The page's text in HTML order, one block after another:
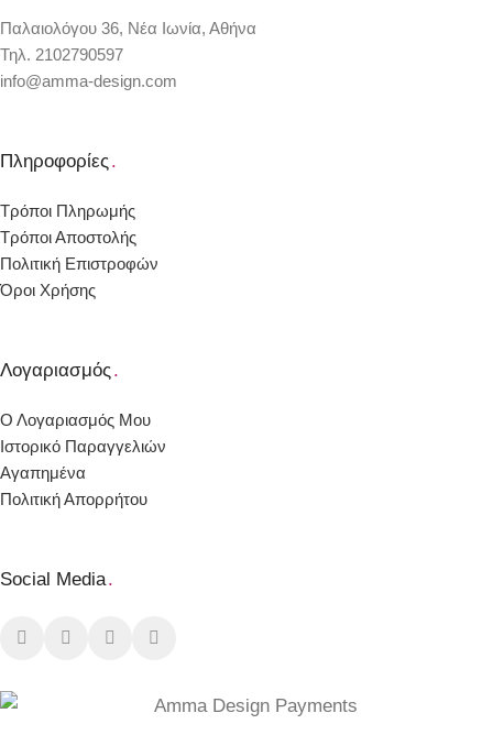
Παλαιολόγου 36, Νέα Ιωνία, Αθήνα
Τηλ. 2102790597
info@amma-design.com
Πληροφορίες.
Τρόποι Πληρωμής
Τρόποι Αποστολής
Πολιτική Επιστροφών
Όροι Χρήσης
Λογαριασμός.
Ο Λογαριασμός Μου
Ιστορικό Παραγγελιών
Αγαπημένα
Πολιτική Απορρήτου
Social Media.